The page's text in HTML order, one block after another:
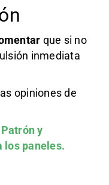
que si no
inmediata
opiniones de
y
los paneles.